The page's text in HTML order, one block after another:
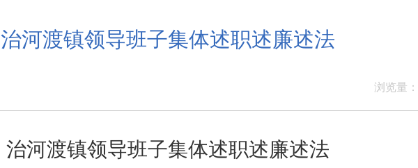
治河渡镇领导班子集体述职述廉述法
浏览量：
治河渡镇领导班子集体述职述廉述法